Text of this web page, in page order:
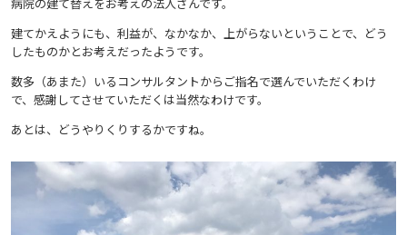
建てかえようにも、利益が、なかなか、上がらないということで、どう
したものかとお考えだったようです。
数多（あまた）いるコンサルタントからご指名で選んでいただくわけ
で、感謝してさせていただくは当然なわけです。
あとは、どうやりくりするかですね。